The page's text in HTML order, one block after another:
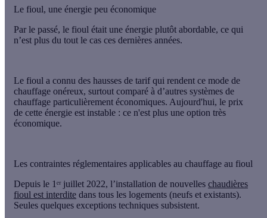
Le fioul, une énergie peu économique
Par le passé, le fioul était une énergie plutôt abordable, ce qui
n’est plus du tout le cas ces dernières années.
Le fioul a connu des hausses de tarifqui rendent ce mode de
chauffage onéreux, surtout comparé à d’autres systèmes de
chauffage particulièrement économiques. Aujourd'hui, le prix
de cette énergie est instable : ce n'est plus une option très
économique.
Les contraintes réglementaires applicables au chauffage au fioul
Depuis le 1ᵉʳ juillet 2022, l’installation de nouvelles chaudières
fioul est interdite dans tous les logements (neufs et existants).
Seules quelques exceptions techniques subsistent.